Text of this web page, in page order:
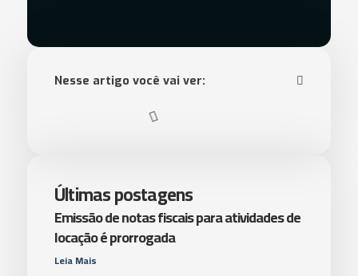
Nesse artigo você vai ver:
Últimas postagens
Emissão de notas fiscais para atividades de
locação é prorrogada
Leia Mais